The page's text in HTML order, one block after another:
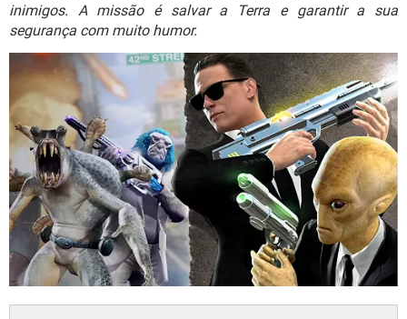
inimigos. A missão é salvar a Terra e garantir a sua
segurança com muito humor.